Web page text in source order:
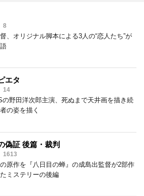
8
、オリジナル脚本による3人の“恋人たち”が
エタ
14
の野田洋次郎主演、死ぬまで天井画を描き続
の姿を描く
偽証 後篇・裁判
1613
原作を『八日目の蝉』の成島出監督が2部作
ミステリーの後編